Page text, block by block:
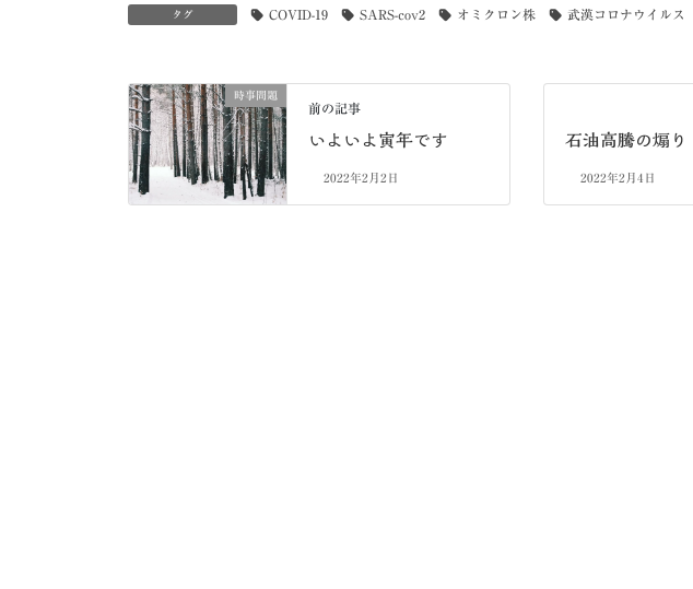
タグ COVID-19 SARS-cov2 オミクロン株 武漢コロナウイルス
時事問題
前の記事
いよいよ寅年です
2022年2月2日
石油高騰の煽り
2022年2月4日